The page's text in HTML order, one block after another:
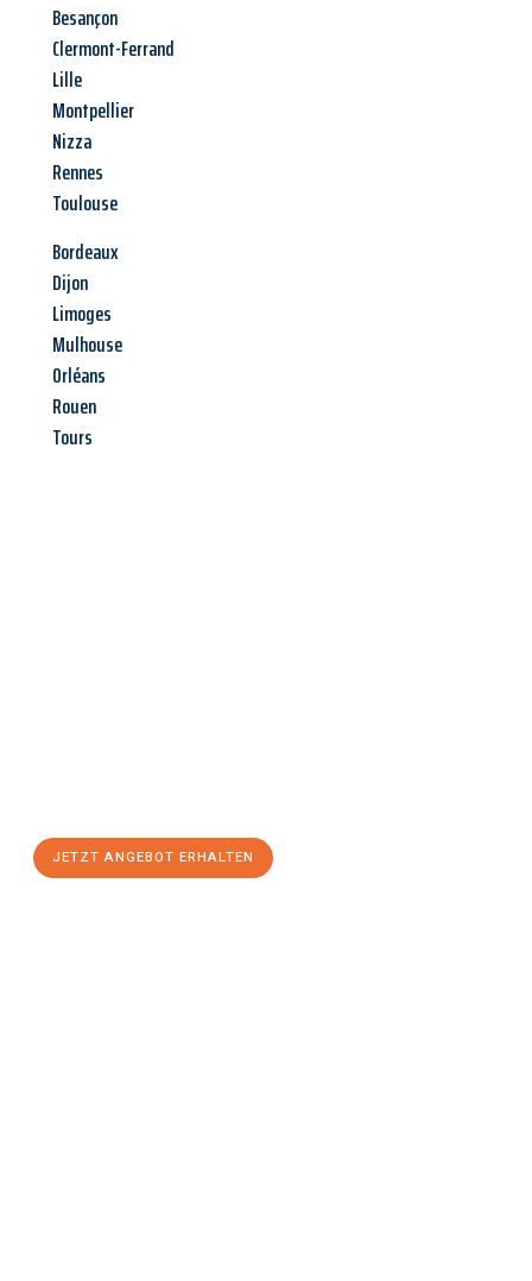
Besançon
Clermont-Ferrand
Lille
Montpellier
Nizza
Rennes
Toulouse
Bordeaux
Dijon
Limoges
Mulhouse
Orléans
Rouen
Tours
JETZT ANGEBOT ERHALTEN